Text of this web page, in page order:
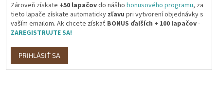
Zároveň získate +50 lapačovdo nášho bonusového programu, za
tieto lapače získate automaticky zľavu pri vytvorení objednávky s
vaším emailom. Ak chcete získať BONUS ďalších + 100 lapačov-
ZAREGISTRUJTE SA!
PRIHLÁSIŤ SA